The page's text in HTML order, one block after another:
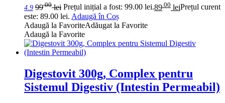
4.9 99.00 lei Prețul inițial a fost: 99.00 lei.89 .00 leiPrețul curent
este: 89.00 lei. Adaugă în Coș
Adaugă la FavoriteAdăugat la Favorite
Adaugă la Favorite
Digestovit 300g, Complex pentru
Sistemul Digestiv (Intestin Permeabil)